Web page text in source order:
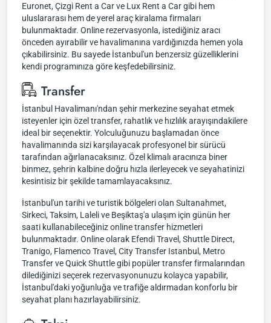
Euronet, Çizgi Rent a Car ve Lux Rent a Car gibi hem
uluslararası hem de yerel araç kiralama firmaları
bulunmaktadır. Online rezervasyonla, istediğiniz aracı
önceden ayırabilir ve havalimanına vardığınızda hemen yola
çıkabilirsiniz. Bu sayede İstanbul'un benzersiz güzelliklerini
kendi programınıza göre keşfedebilirsiniz.
Transfer
İstanbul Havalimanı'ndan şehir merkezine seyahat etmek
isteyenler için özel transfer, rahatlık ve hızlılık arayışındakilere
ideal bir seçenektir. Yolculuğunuzu başlamadan önce
havalimanında sizi karşılayacak profesyonel bir sürücü
tarafından ağırlanacaksınız. Özel klimalı aracınıza biner
binmez, şehrin kalbine doğru hızla ilerleyecek ve seyahatinizi
kesintisiz bir şekilde tamamlayacaksınız.
İstanbul'un tarihi ve turistik bölgeleri olan Sultanahmet,
Sirkeci, Taksim, Laleli ve Beşiktaş'a ulaşım için günün her
saati kullanabileceğiniz online transfer hizmetleri
bulunmaktadır. Online olarak Efendi Travel, Shuttle Direct,
Tranigo, Flamenco Travel, City Transfer Istanbul, Metro
Transfer ve Quick Shuttle gibi popüler transfer firmalarından
dilediğinizi seçerek rezervasyonunuzu kolayca yapabilir,
İstanbul'daki yoğunluğa ve trafiğe aldırmadan konforlu bir
seyahat planı hazırlayabilirsiniz.